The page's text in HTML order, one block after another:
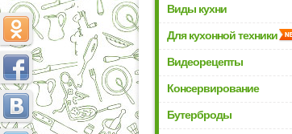
Виды кухни
Для кухонной техники
Видеорецепты
Консервирование
Бутерброды